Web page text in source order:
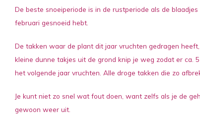
De beste snoeiperiode is in de rustperiode als de
februari gesnoeid hebt.
De takken waar de plant dit jaar vruchten gedragen
kleine dunne takjes uit de grond knip je weg zodat er ca.
het volgende jaar vruchten. Alle droge takken die zo
Je kunt niet zo snel wat fout doen, want zelfs als je de
gewoon weer uit.